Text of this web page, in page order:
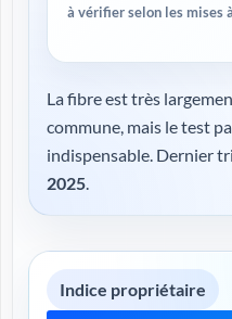
à vérifier selon les mises
La fibre est très
commune, mais le test
indispensable. Dernier
2025.
Indice propriétaire